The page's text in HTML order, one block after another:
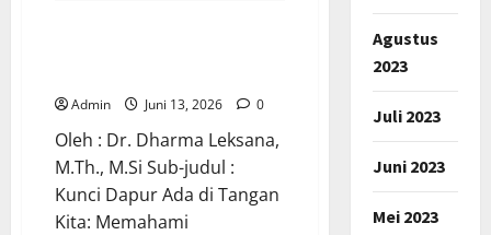
Admin Juni 13, 2026 0
Oleh : Dr. Dharma Leksana,
M.Th., M.Si Sub-judul :
Kunci Dapur Ada di Tangan
Kita: Memahami
Agustus
2023
Juli 2023
Juni 2023
Mei 2023